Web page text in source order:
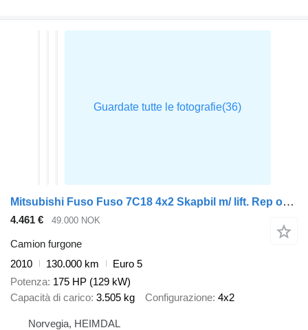
Mitsubishi Fuso Fuso 7C18 4x2 Skapbil m/ lift. Rep objekt
4.461 € 49.000 NOK
Camion furgone
2010
130.000 km
Euro 5
Potenza 175 HP (129 kW)
Capacità di carico 3.505 kg Configurazione 4x2
Norvegia, HEIMDAL